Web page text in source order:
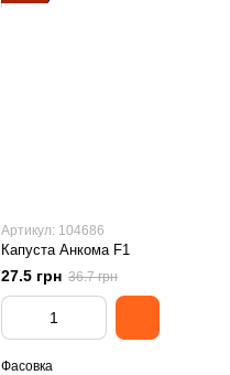
Артикул: 104686
Капуста Анкома F1
27.5 грн 36.7 грн
Фасовка